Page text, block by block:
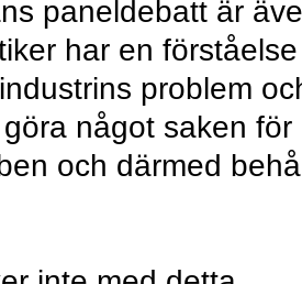
paneldebatt är
har en förståelse
problem
något saken för
och därmed